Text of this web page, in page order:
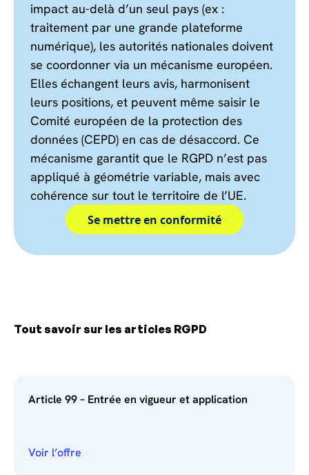
impact au-delà d’un seul pays (ex :
traitement par une grande plateforme
numérique), les autorités nationales doivent
se coordonner via un mécanisme européen.
Elles échangent leurs avis, harmonisent
leurs positions, et peuvent même saisir le
Comité européen de la protection des
données (CEPD) en cas de désaccord. Ce
mécanisme garantit que le RGPD n’est pas
appliqué à géométrie variable, mais avec
cohérence sur tout le territoire de l’UE.
Se mettre en conformité
Tout savoir sur les articles RGPD
Article 99 – Entrée en vigueur et application
Voir l’offre